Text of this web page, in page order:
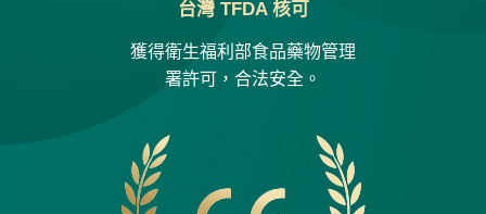
台灣 TFDA 核可
獲得衛生福利部食品藥物管理
署許可，合法安全。